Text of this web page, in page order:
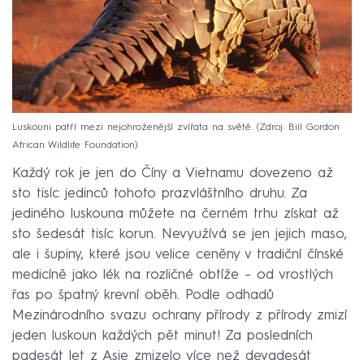
Luskouni patří mezi nejohroženější zvířata na světě.
Zdroj: Bill Gordon
African Wildlife Foundation
Každý rok je jen do Číny a Vietnamu dovezeno až
sto tisíc jedinců tohoto prazvláštního druhu. Za
jediného luskouna můžete na černém trhu získat až
sto šedesát tisíc korun. Nevyužívá se jen jejich maso,
ale i šupiny, které jsou velice ceněny v tradiční čínské
medicíně jako lék na rozličné obtíže – od vrostlých
řas po špatný krevní oběh. Podle odhadů
Mezinárodního svazu ochrany přírody z přírody zmizí
jeden luskoun každých pět minut! Za posledních
padesát let z Asie zmizelo více než devadesát